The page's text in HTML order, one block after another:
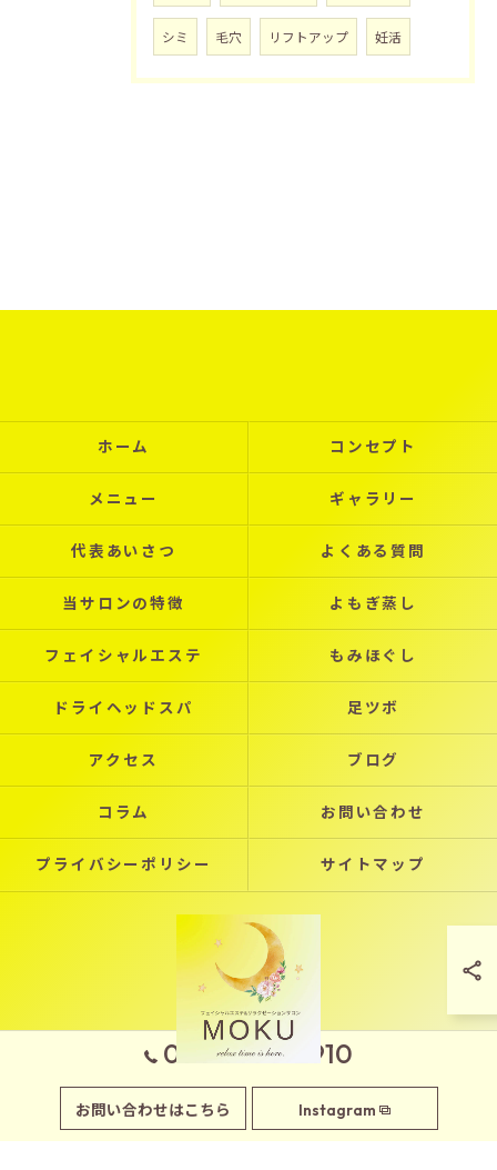
シミ 毛穴 リフトアップ 妊活
090-7970-2910
お問い合わせはこちら Instagram
ホーム コンセプト
メニュー ギャラリー
代表あいさつ よくある質問
当サロンの特徴 よもぎ蒸し
フェイシャルエステ もみほぐし
ドライヘッドスパ 足ツボ
アクセス ブログ
コラム お問い合わせ
プライバシーポリシー サイトマップ
RESERVED.